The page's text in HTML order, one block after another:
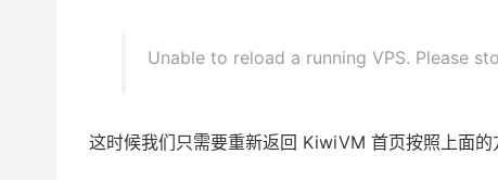
Unable to reload a running VPS. Please
这时候我们只需要重新返回 KiwiVM 首页按照上面的